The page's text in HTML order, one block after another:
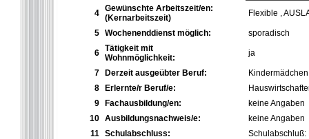
4 Gewünschte Arbeitszeit/en:
(Kernarbeitszeit)
Flexible ,
5 Wochenenddienst möglich: sporadisch
6 Tätigkeit mit
Wohnmöglichkeit:
ja
7 Derzeit ausgeübter Beruf:
Kindermädchen
8
Erlernte/r Beruf/e:
9
Fachausbildung/en:
keine Angaben
10 Ausbildungsnachweis/e:
keine Angaben
11 Schulabschluss:
Schulabschluß: